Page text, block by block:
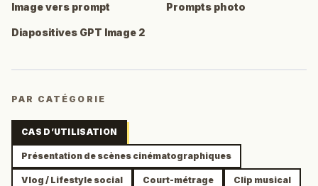
Image vers prompt Prompts photo
Diapositives GPT Image 2
PAR CATÉGORIE
CAS D’UTILISATION
Présentation de scènes cinématographiques
Vlog / Lifestyle social Court-métrage Clip musical